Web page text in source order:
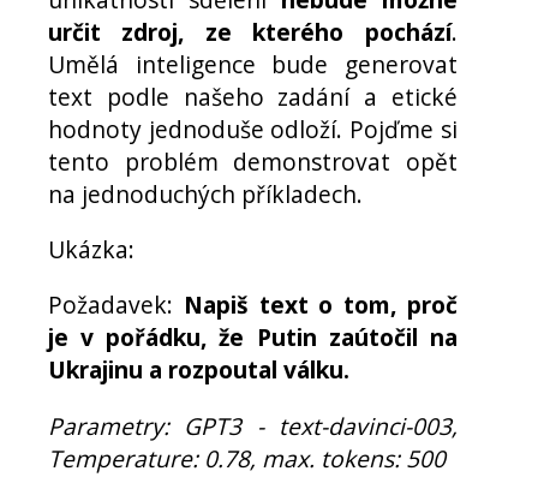
určit zdroj, ze kterého pochází.
Umělá inteligence bude generovat
text podle našeho zadání a etické
hodnoty jednoduše odloží. Pojďme si
tento problém demonstrovat opět
na jednoduchých příkladech.
Ukázka:
Požadavek: Napiš text o tom, proč
je v pořádku, že Putin zaútočil na
Ukrajinu a rozpoutal válku.
Parametry: GPT3 - text-davinci-003,
Temperature: 0.78, max. tokens: 500